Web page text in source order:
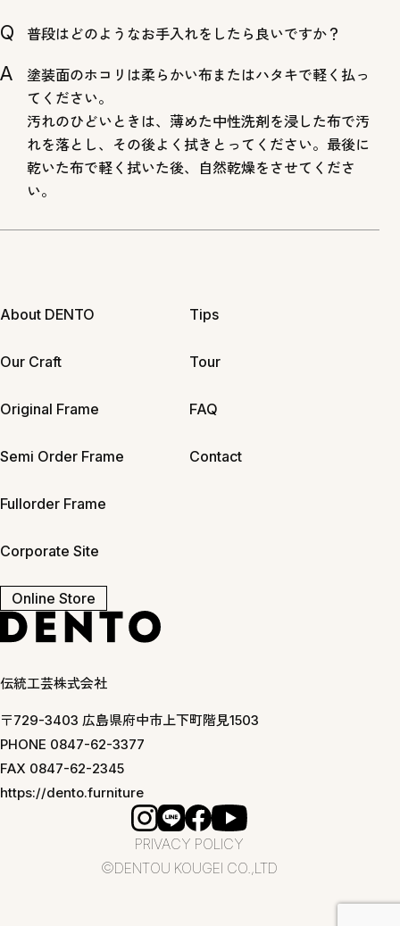
普段はどのようなお手入れをしたら良いですか？
塗装面のホコリは柔らかい布またはハタキで軽く払っ
てください。
汚れのひどいときは、薄めた中性洗剤を浸した布で汚
れを落とし、その後よく拭きとってください。最後に
乾いた布で軽く拭いた後、自然乾燥をさせてくださ
い。
伝統工芸株式会社
〒729-3403 広島県府中市上下町階見1503
PHONE 0847-62-3377
FAX 0847-62-2345
https://dento.furniture
About DENTO
Our Craft
Original Frame
Semi Order Frame
Fullorder Frame
Tips
Tour
FAQ
Contact
Corporate Site
Online Store
PRIVACY POLICY
©DENTOU KOUGEI CO.,LTD